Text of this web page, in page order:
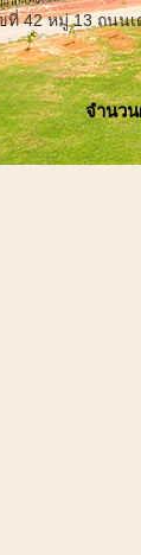
ที่ 42 หมู่ 13 ถนนเ
จำนว